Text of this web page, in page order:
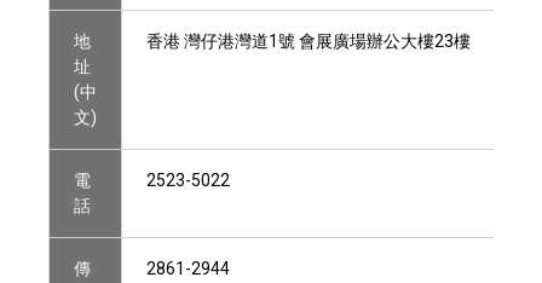
地
址
(中
文)
香港 灣仔港灣道1號 會展廣場辦公大樓23樓
電
話
2523-5022
傳
2861-2944